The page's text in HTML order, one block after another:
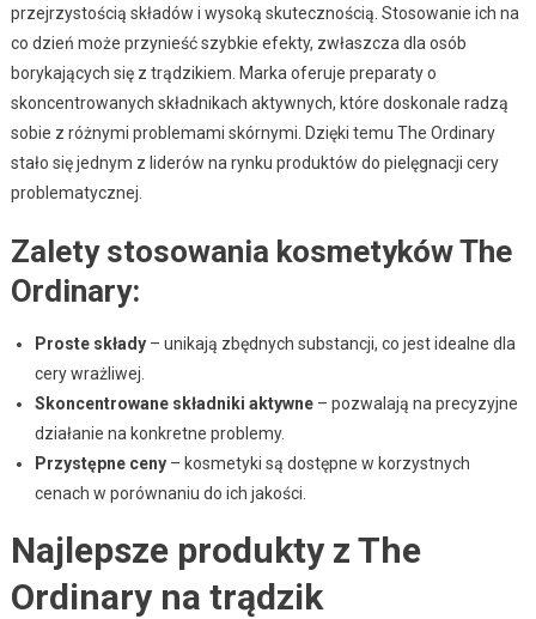
przejrzystością składów i wysoką skutecznością. Stosowanie ich na
co dzień może przynieść szybkie efekty, zwłaszcza dla osób
borykających się z trądzikiem. Marka oferuje preparaty o
skoncentrowanych składnikach aktywnych, które doskonale radzą
sobie z różnymi problemami skórnymi. Dzięki temu The Ordinary
stało się jednym z liderów na rynku produktów do pielęgnacji cery
problematycznej.
Zalety stosowania kosmetyków The
Ordinary:
Proste składy– unikają zbędnych substancji, co jest idealne dla
cery wrażliwej.
Skoncentrowane składniki aktywne– pozwalają na precyzyjne
działanie na konkretne problemy.
Przystępne ceny– kosmetyki są dostępne w korzystnych
cenach w porównaniu do ich jakości.
Najlepsze produkty z The
Ordinary na trądzik